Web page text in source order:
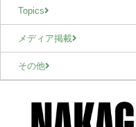
Topics
メディア掲載
その他